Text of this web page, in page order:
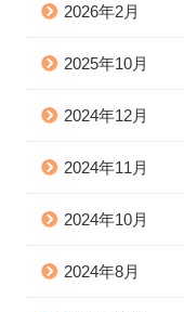
2026年2月
2025年10月
2024年12月
2024年11月
2024年10月
2024年8月